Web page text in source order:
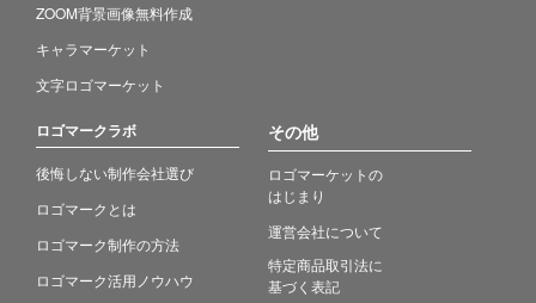
ZOOM背景画像無料作成
キャラマーケット
文字ロゴマーケット
ロゴマークラボ
後悔しない制作会社選び
ロゴマークとは
ロゴマーク制作の方法
ロゴマーク活用ノウハウ
その他
ロゴマーケットの
はじまり
運営会社について
特定商品取引法に
基づく表記